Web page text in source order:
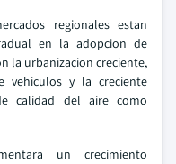
regionales estan
en la adopcion de
la urbanizacion creciente,
vehiculos y la creciente
calidad del aire como
un crecimiento